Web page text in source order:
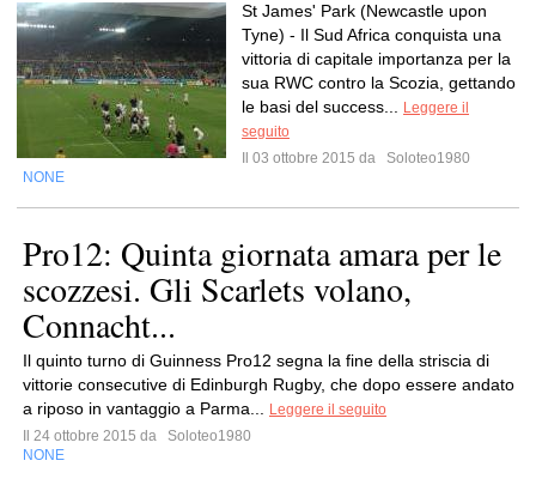
St James' Park (Newcastle upon
Tyne) - Il Sud Africa conquista una
vittoria di capitale importanza per la
sua RWC contro la Scozia, gettando
le basi del success...
Leggere il
seguito
Il 03 ottobre 2015 da
Soloteo1980
NONE
Pro12: Quinta giornata amara per le
scozzesi. Gli Scarlets volano,
Connacht...
Il quinto turno di Guinness Pro12 segna la fine della striscia di
vittorie consecutive di Edinburgh Rugby, che dopo essere andato
a riposo in vantaggio a Parma...
Leggere il seguito
Il 24 ottobre 2015 da
Soloteo1980
NONE